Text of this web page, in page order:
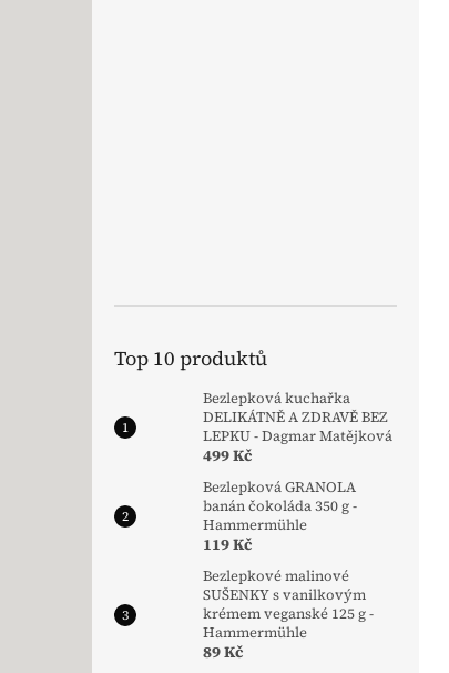
Top 10 produktů
Bezlepková kuchařka
DELIKÁTNĚ A ZDRAVĚ BEZ
LEPKU - Dagmar Matějková
499 Kč
Bezlepková GRANOLA
banán čokoláda 350 g -
Hammermühle
119 Kč
Bezlepkové malinové
SUŠENKY s vanilkovým
krémem veganské 125 g -
Hammermühle
89 Kč